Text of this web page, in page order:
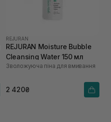
REJURAN
REJURAN Moisture Bubble
Cleansing Water 150 мл
Зволожуюча піна для вмивання
2 420₴